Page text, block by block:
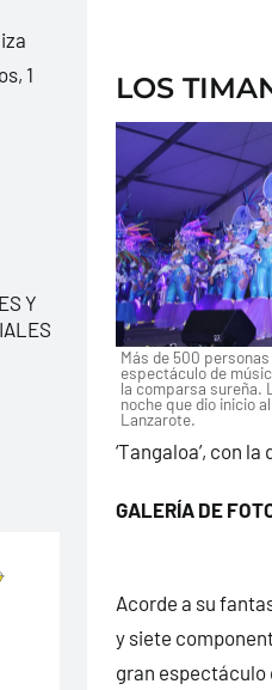
1
Y
LOS
Más de 500
espectáculo de
la comparsa sureña.
noche que dio inicio
Lanzarote.
‘Tangaloa’, con
GALERÍA DE
Acorde a su
y siete
gran espectáculo